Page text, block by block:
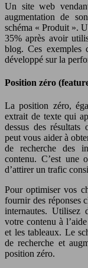
Un site web
augmentation de
schéma « Produit ».
35% après avoir
blog. Ces exemples
développé sur la
Position zéro
La position zéro,
extrait de texte qui
dessus des résultats
peut vous aider à
de recherche des
contenu. C’est une
d’attirer un trafic
Pour optimiser vos
fournir des réponses
internautes. Utilisez
votre contenu à
et les tableaux. Le
de recherche et
position zéro.